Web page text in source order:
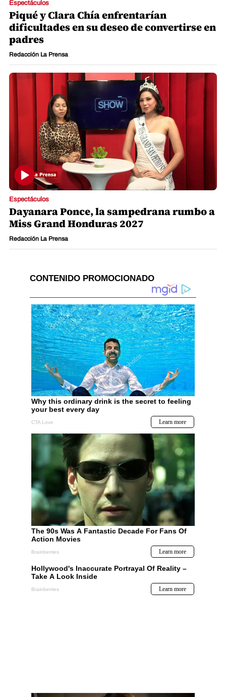
Espectáculos
Piqué y Clara Chía enfrentarían
dificultades en su deseo de convertirse en
padres
Redacción La Prensa
Espectáculos
Dayanara Ponce, la sampedrana rumbo a
Miss Grand Honduras 2027
Redacción La Prensa